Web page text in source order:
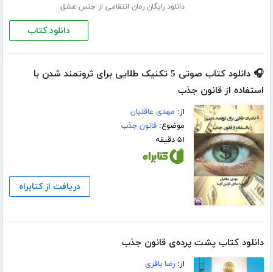
دانلود رایگان رمان انتقامی از جنس عشق
دانلود کتاب
🎧 دانلود کتاب صوتی 5 تکنیک طلایی برای ثروتمند شدن با
استفاده از قانون جذب
از: مهدی عاقلیان
موضوع:قانون جذب
۵۱ دقیقه
دریافت از کتابراه
دانلود کتاب پشت پرده‌ی قانون جذب
از:رضا باقری